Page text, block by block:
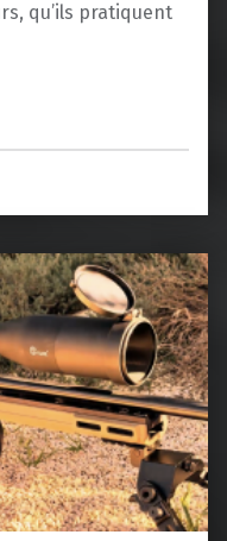
qu’ils pratiquent